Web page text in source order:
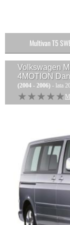
Volkswagen
4MOTION
(2004 - 2006) - lata
★★★★★
★★★★★
Multivan T5